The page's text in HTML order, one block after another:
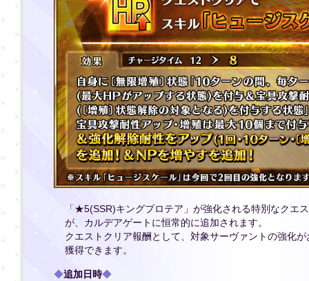
「★5(SSR)キングプロテア」が強化される特別なクエ
が、カルデアゲートに恒常的に追加されます。
クエストクリア報酬として、対象サーヴァントの強化
獲得できます。
◆追加日時◆